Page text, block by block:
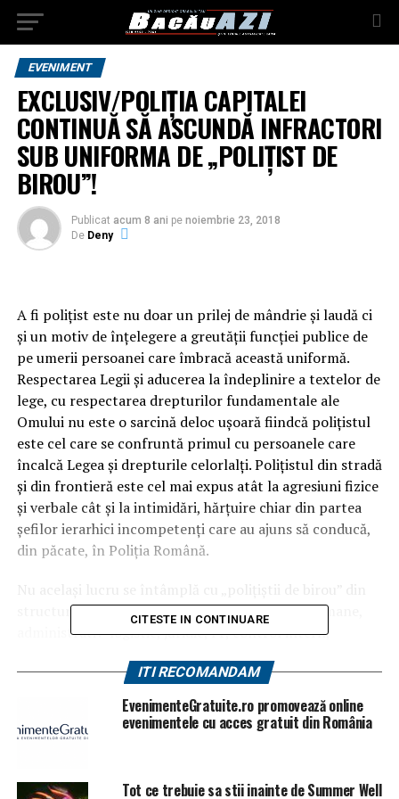
EVENIMENT
EXCLUSIV/POLIȚIA CAPITALEI
CONTINUĂ SĂ ASCUNDĂ INFRACTORI
SUB UNIFORMA DE „POLIȚIST DE
BIROU”!
Publicat acum 8 ani pe noiembrie 23, 2018
De Deny
A fi polițist este nu doar un prilej de mândrie și laudă ci
și un motiv de înțelegere a greutății funcției publice de
pe umerii persoanei care îmbracă această uniformă.
Respectarea Legii și aducerea la îndeplinire a textelor de
lege, cu respectarea drepturilor fundamentale ale
Omului nu este o sarcină deloc ușoară fiindcă polițistul
este cel care se confruntă primul cu persoanele care
încalcă Legea și drepturile celorlalți. Polițistul din stradă
și din frontieră este cel mai expus atât la agresiuni fizice
și verbale cât și la intimidări, hărțuire chiar din partea
șefilor ierarhici incompetenți care au ajuns să conducă,
din păcate, în Poliția Română.
structurile suport (financiar contabil, resurse umane,
administrativ-logistic, juridic, IT, control intern,
plimbă, în cele opt ore de program de luni până vineri, o
hârtie între: cantină, toaletă, locul pentru „degustarea”
cafelelor și a țigărilor… dar, „sunt polițiști”. Printre
acești „polițiști de birou” se numără și cei din structurile
despre munca de poliție și Lege. Ei sunt plătiți să-l apere
CITESTE IN CONTINUARE
ITI RECOMANDAM
EvenimenteGratuite.ro promovează online
evenimentele cu acces gratuit din România
Tot ce trebuie sa stii inainte de Summer Well